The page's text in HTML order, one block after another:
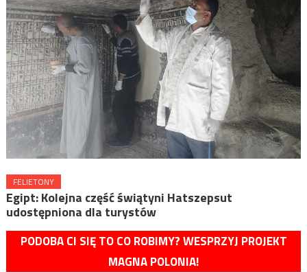
FELIETONY
Egipt: Kolejna część świątyni Hatszepsut
udostępniona dla turystów
PODOBA CI SIĘ TO CO ROBIMY? WESPRZYJ PROJEKT
MAGNA POLONIA!